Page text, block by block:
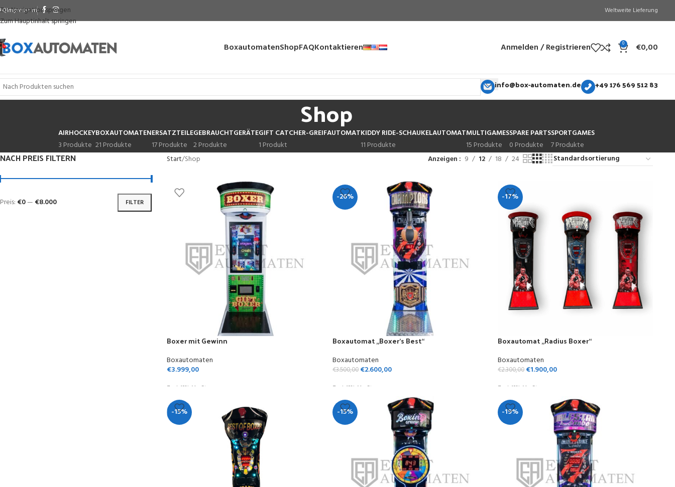
Zur Navigation springen
Zum Hauptinhalt springen
Impressum Weltweite Lieferung
BoxautomatenShopFAQKontaktieren Anmelden / Registrieren 0 €0,00
info@box-automaten.de +49 176 569 512 83
Shop
AIRHOCKEY
3 Produkte
BOXAUTOMATEN
21 Produkte
ERSATZTEILE
17 Produkte
GEBRAUCHTGERÄTE
2 Produkte
GIFT CATCHER-GREIFAUTOMAT
1 Produkt
KIDDY RIDE-SCHAUKELAUTOMAT
11 Produkte
MULTIGAMES
15 Produkte
SPARE PARTS
0 Produkte
SPORTGAMES
7 Produkte
NACH PREIS FILTERN
FILTER
Preis: €0— €8.000
Start Shop Anzeigen 9 12 18 24
Boxer mit Gewinn
Boxautomaten
€3.999,00
Zzgl. 19% MwSt.
-26%
Boxautomat „Boxer’s Best“
Boxautomaten
€3.500,00 €2.600,00
Zzgl. 19% MwSt.
-17%
Boxautomat „Radius Boxer“
Boxautomaten
€2.300,00 €1.900,00
Zzgl. 19% MwSt.
-15% -15% -19%